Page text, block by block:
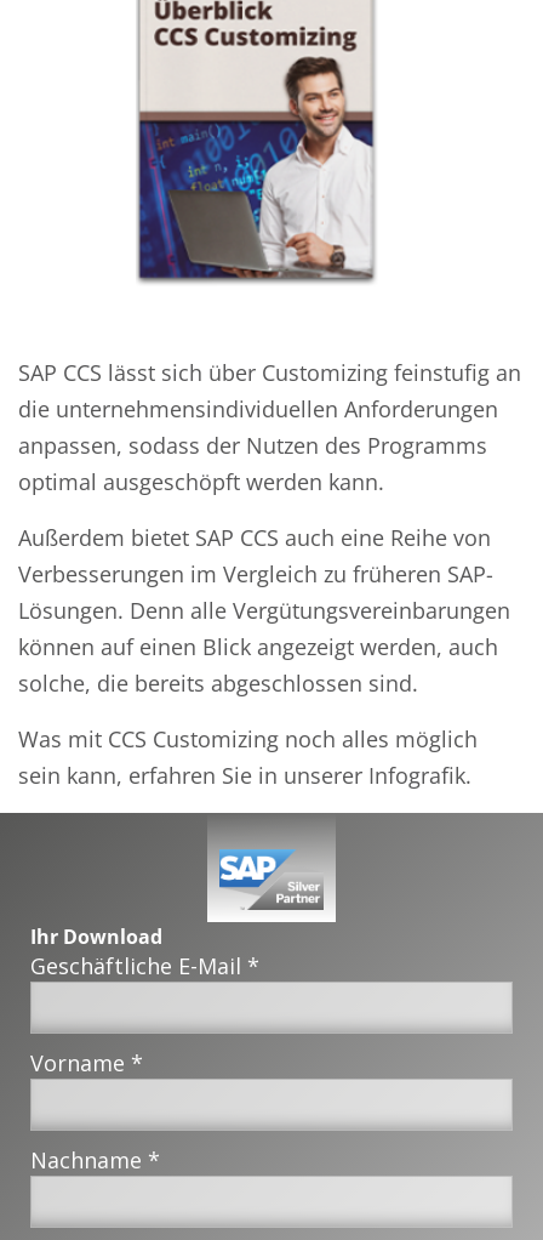
SAP CCS lässt sich über Customizing feinstufig an
die unternehmensindividuellen Anforderungen
anpassen, sodass der Nutzen des Programms
optimal ausgeschöpft werden kann.
Außerdem bietet SAP CCS auch eine Reihe von
Verbesserungen im Vergleich zu früheren SAP-
Lösungen. Denn alle Vergütungsvereinbarungen
können auf einen Blick angezeigt werden, auch
solche, die bereits abgeschlossen sind.
Was mit CCS Customizing noch alles möglich
sein kann, erfahren Sie in unserer Infografik.
Ihr Download